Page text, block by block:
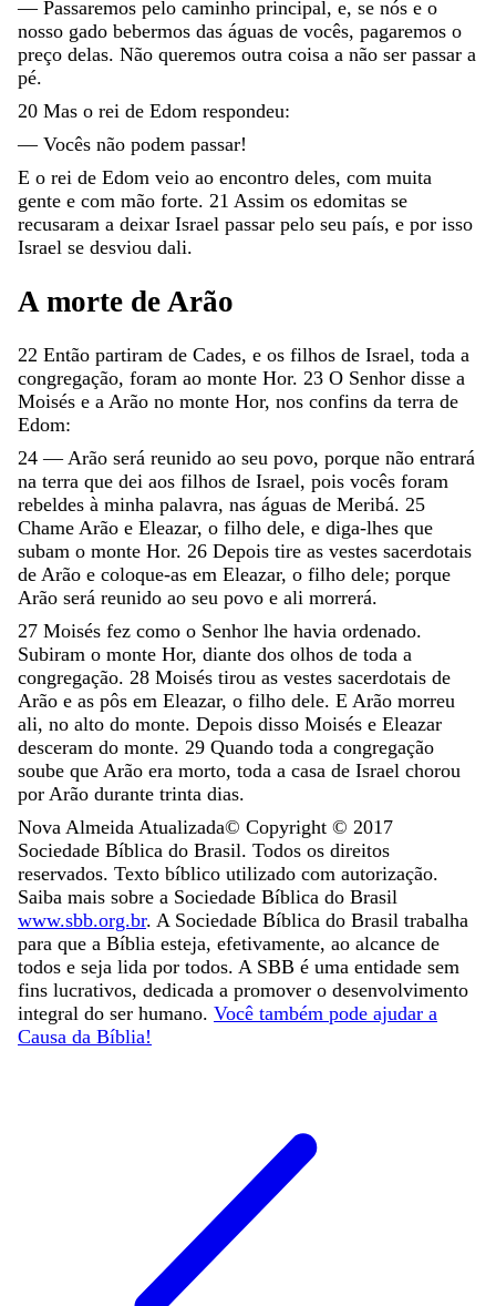
— Passaremos pelo caminho principal, e, se nós e o
nosso gado bebermos das águas de vocês, pagaremos o
preço delas. Não queremos outra coisa a não ser passar a
pé.
20 Mas o rei de Edom respondeu:
— Vocês não podem passar!
E o rei de Edom veio ao encontro deles, com muita
gente e com mão forte. 21 Assim os edomitas se
recusaram a deixar Israel passar pelo seu país, e por isso
Israel se desviou dali.
A morte de Arão
22 Então partiram de Cades, e os filhos de Israel, toda a
congregação, foram ao monte Hor. 23 O Senhor disse a
Moisés e a Arão no monte Hor, nos confins da terra de
Edom:
24 —Arão será reunido ao seu povo, porque não entrará
na terra que dei aos filhos de Israel, pois vocês foram
rebeldes à minha palavra, nas águas de Meribá. 25
Chame Arão e Eleazar, o filho dele, e diga-lhes que
subam o monte Hor. 26 Depois tire as vestes sacerdotais
de Arão e coloque-as em Eleazar, o filho dele; porque
Arão será reunido ao seu povo e ali morrerá.
27 Moisés fez como o Senhor lhe havia ordenado.
Subiram o monte Hor, diante dos olhos de toda a
congregação. 28 Moisés tirou as vestes sacerdotais de
Arão e as pôs em Eleazar, o filho dele. E Arão morreu
ali, no alto do monte. Depois disso Moisés e Eleazar
desceram do monte. 29 Quando toda a congregação
soube que Arão era morto, toda a casa de Israel chorou
por Arão durante trinta dias.
Nova Almeida Atualizada© Copyright © 2017
Sociedade Bíblica do Brasil. Todos os direitos
reservados. Texto bíblico utilizado com autorização.
Saiba mais sobre a Sociedade Bíblica do Brasil
www.sbb.org.br. A Sociedade Bíblica do Brasil trabalha
para que a Bíblia esteja, efetivamente, ao alcance de
todos e seja lida por todos. A SBB é uma entidade sem
fins lucrativos, dedicada a promover o desenvolvimento
integral do ser humano. Você também pode ajudar a
Causa da Bíblia!